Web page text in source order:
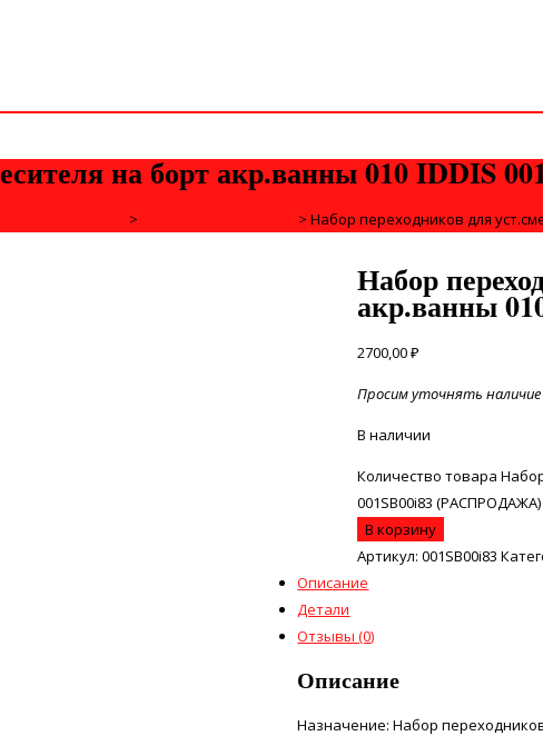
на борт акр.ванны 010
> > Набор переходников для
Набор
акр.ванны
2700,00₽
Просим уточнять наличие
В наличии
Количество товара
001SB00i83 (РАСПРОДАЖА)
В корзину
Артикул: 001SB00i83
Описание
Детали
Отзывы (0)
Описание
Назначение: Набор